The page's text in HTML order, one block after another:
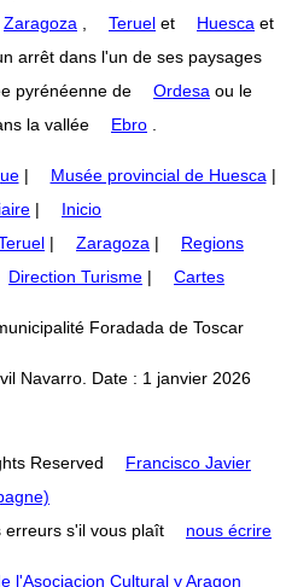
Zaragoza Teruel et Huesca et
arrêt dans l'un de ses paysages
pyrénéenne de
Ordesa ou le
la vallée Ebro
| Musée provincial de Huesca |
|
Inicio
| Zaragoza |
Regions
Direction Turisme | Cartes
Foradada de Toscar
Navarro. Date : 1 janvier 2026
Reserved
Francisco Javier
erreurs s'il vous plaît
nous écrire
l'Asociacion Cultural y Aragon